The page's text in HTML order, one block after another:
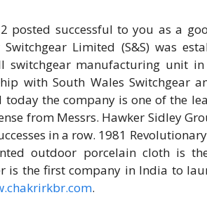
posted successful to you as a
Limited (S&S) was
switchgear manufacturing unit
with South Wales Switchgear
today the company is one of the
from Messrs. Hawker Sidley
in a row. 1981
outdoor porcelain cloth is
is the first company in India to
.